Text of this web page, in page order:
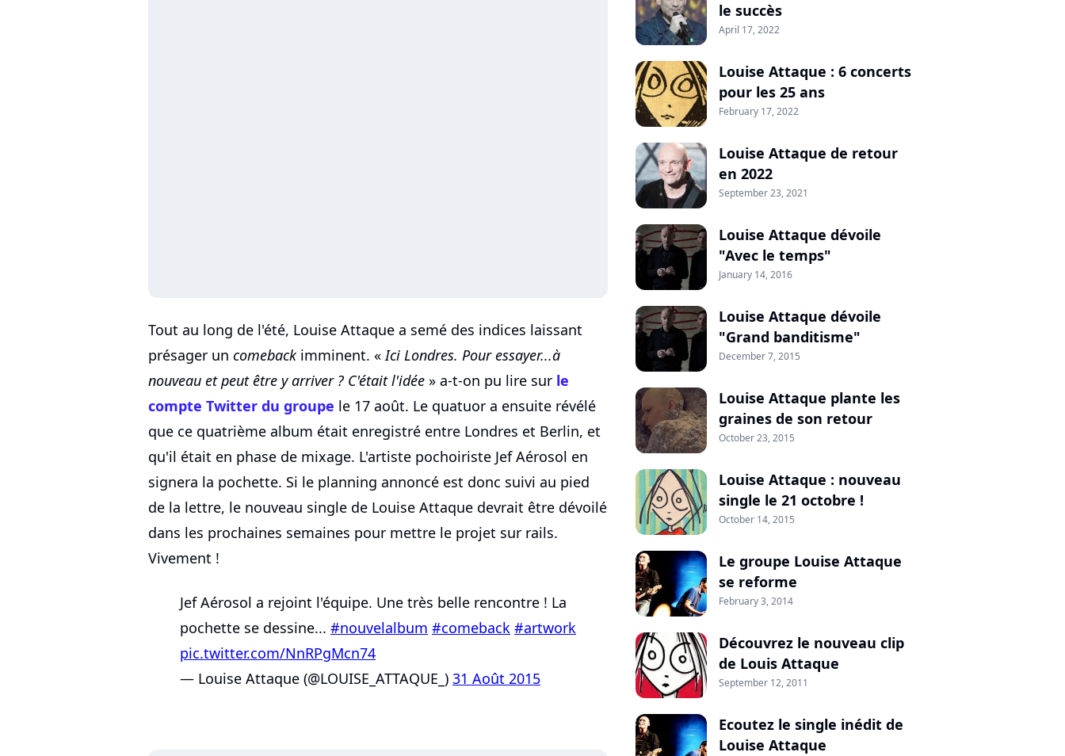
Tout au long de l'été, Louise Attaque a semé des indices laissant
présager un comebackimminent. «Ici Londres. Pour essayer...à
nouveau et peut être y arriver ? C'était l'idée » a-t-on pu lire sur le
compte Twitter du groupe le 17 août. Le quatuor a ensuite révélé
que ce quatrième album était enregistré entre Londres et Berlin, et
qu'il était en phase de mixage. L'artiste pochoiriste Jef Aérosol en
signera la pochette. Si le planning annoncé est donc suivi au pied
de la lettre, le nouveau single de Louise Attaque devrait être dévoilé
dans les prochaines semaines pour mettre le projet sur rails.
Vivement !
Jef Aérosol a rejoint l'équipe. Une très belle rencontre ! La
pochette se dessine... #nouvelalbum #comeback #artwork
pic.twitter.com/NnRPgMcn74
— Louise Attaque (@LOUISE_ATTAQUE_) 31 Août 2015
le succès
April 17, 2022
Louise Attaque : 6 concerts
pour les 25 ans
February 17, 2022
Louise Attaque de retour
en 2022
September 23, 2021
Louise Attaque dévoile
"Avec le temps"
January 14, 2016
Louise Attaque dévoile
"Grand banditisme"
December 7, 2015
Louise Attaque plante les
graines de son retour
October 23, 2015
Louise Attaque : nouveau
single le 21 octobre !
October 14, 2015
Le groupe Louise Attaque
se reforme
February 3, 2014
Découvrez le nouveau clip
de Louis Attaque
September 12, 2011
Ecoutez le single inédit de
Louise Attaque